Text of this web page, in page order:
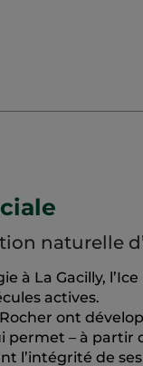
naturelle
à La Gacilly,
actives.
Rocher ont
permet – à
l’intégrité de